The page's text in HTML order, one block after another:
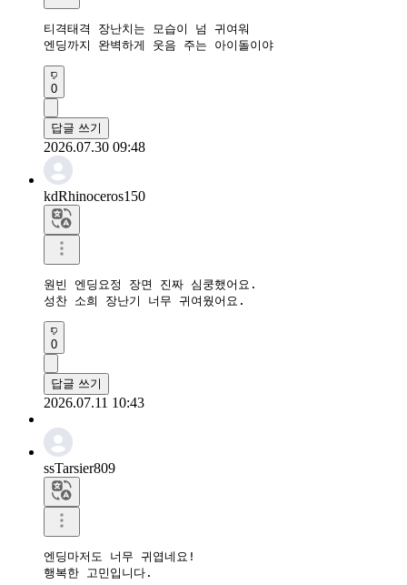
티격태격 장난치는 모습이 넘 귀여워
엔딩까지 완벽하게 웃음 주는 아이돌이야
0
답글 쓰기
2026.07.30 09:48
kdRhinoceros150
원빈 엔딩요정 장면 진짜 심쿵했어요.
성찬 소희 장난기 너무 귀여웠어요.
0
답글 쓰기
2026.07.11 10:43
ssTarsier809
엔딩마저도 너무 귀엽네요!
행복한 고민입니다.